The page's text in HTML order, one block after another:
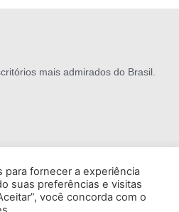
mais admirados do Brasil.
para fornecer a experiência
suas preferências e visitas
você concorda com o